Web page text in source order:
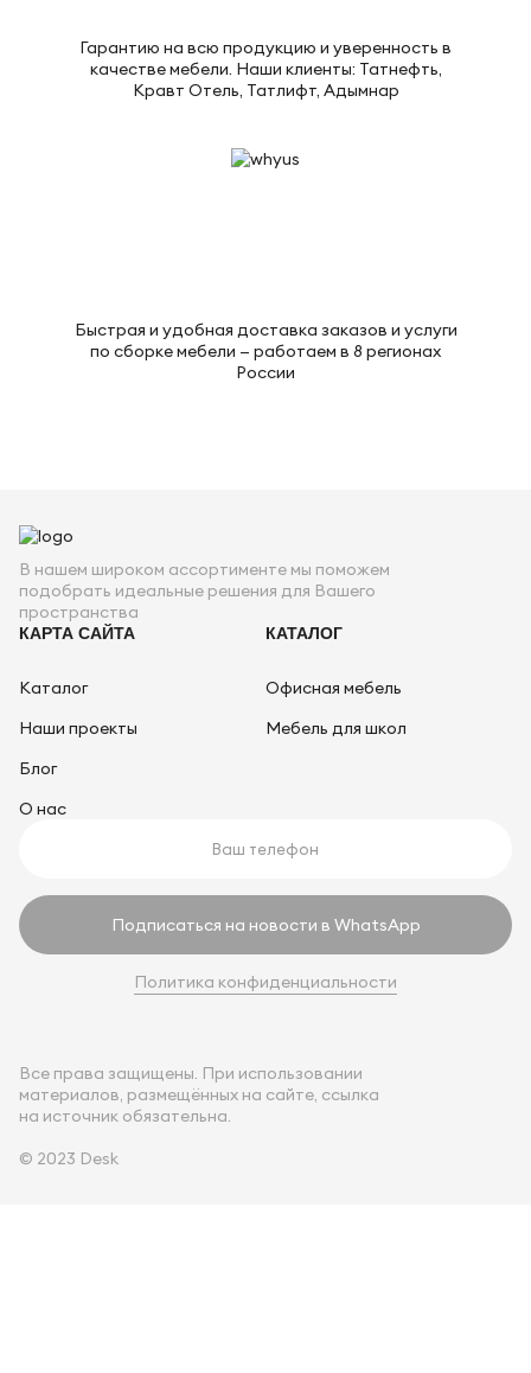
Гарантию на всю продукцию и уверенность в
качестве мебели. Наши клиенты: Татнефть,
Кравт Отель, Татлифт, Адымнар
Быстрая и удобная доставка заказов и услуги
по сборке мебели — работаем в 8 регионах
России
В нашем широком ассортименте мы поможем
подобрать идеальные решения для Вашего
пространства
КАРТА САЙТА
Каталог
Наши проекты
Блог
О нас
КАТАЛОГ
Офисная мебель
Мебель для школ
Подписаться на новости в WhatsApp
Политика конфиденциальности
Все права защищены. При использовании
материалов, размещённых на сайте, ссылка
на источник обязательна.
© 2023 Desk